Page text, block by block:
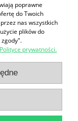
19,00 zł
do koszyka
poprawne
do Twoich
nas wszystkich
plików do
prywatności.